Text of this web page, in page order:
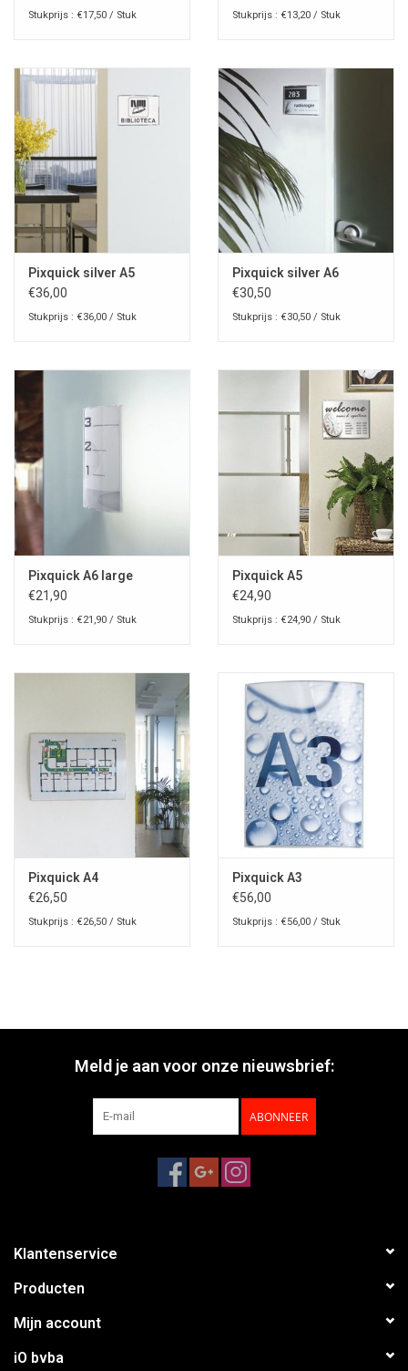
Stukprijs : €17,50 / Stuk Stukprijs : €13,20 / Stuk
Pixquick silver A5
€36,00
Stukprijs : €36,00 / Stuk
Pixquick silver A6
€30,50
Stukprijs : €30,50 / Stuk
Pixquick A6 large
€21,90
Stukprijs : €21,90 / Stuk
Pixquick A5
€24,90
Stukprijs : €24,90 / Stuk
Pixquick A4
€26,50
Stukprijs : €26,50 / Stuk
Pixquick A3
€56,00
Stukprijs : €56,00 / Stuk
Meld je aan voor onze nieuwsbrief:
ABONNEER
Klantenservice
Producten
Mijn account
iO bvba